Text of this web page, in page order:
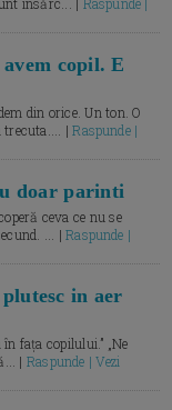
însărc... | Raspunde |
copil. E
din orice. Un ton. O
trecuta.... |Raspunde |
doar parinti
ceva ce nu se
... |Raspunde |
in aer
fața copilului.” „Ne
| Raspunde | Vezi